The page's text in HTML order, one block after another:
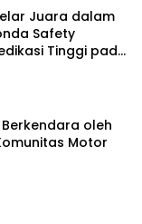
Juara dalam
Safety
Tinggi pada
oleh
Motor